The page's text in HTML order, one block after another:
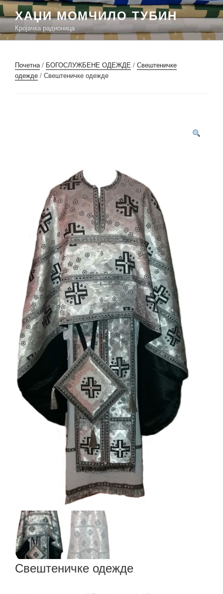
Скочи
на
садржај
ХАЏИ МОМЧИЛО ТУБИН
Кројачка радионица
Почетна / БОГОСЛУЖБЕНЕ ОДЕЖДЕ / Свештеничке
одежде / Свештеничке одежде
Свештеничке одежде